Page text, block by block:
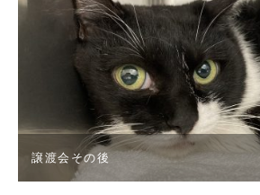
譲渡会その後